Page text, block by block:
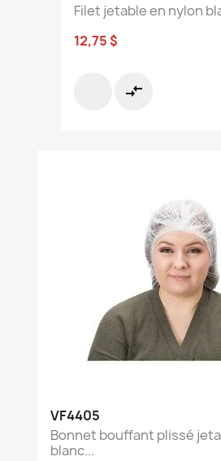
Filet jetable en nylon
12,75 $
compare_arrows
VF4405
Bonnet bouffant plissé
blanc...